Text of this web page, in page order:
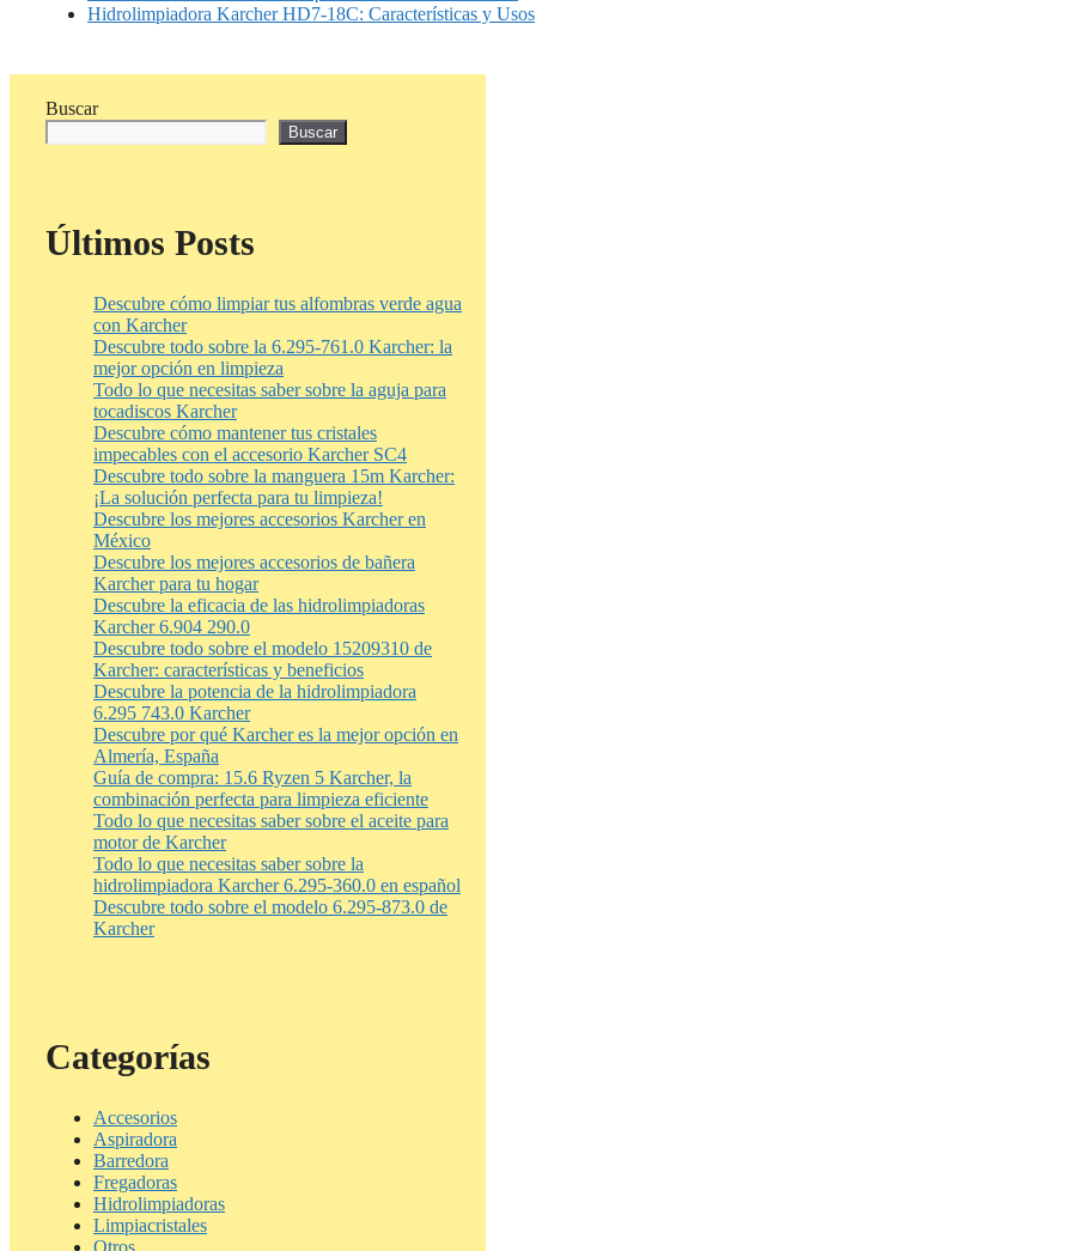
Hidrolimpiadora Karcher HD7-18C: Características y Usos
Buscar
Buscar
Últimos Posts
Descubre cómo limpiar tus alfombras verde agua
con Karcher
Descubre todo sobre la 6.295-761.0 Karcher: la
mejor opción en limpieza
Todo lo que necesitas saber sobre la aguja para
tocadiscos Karcher
Descubre cómo mantener tus cristales
impecables con el accesorio Karcher SC4
Descubre todo sobre la manguera 15m Karcher:
¡La solución perfecta para tu limpieza!
Descubre los mejores accesorios Karcher en
México
Descubre los mejores accesorios de bañera
Karcher para tu hogar
Descubre la eficacia de las hidrolimpiadoras
Karcher 6.904 290.0
Descubre todo sobre el modelo 15209310 de
Karcher: características y beneficios
Descubre la potencia de la hidrolimpiadora
6.295 743.0 Karcher
Descubre por qué Karcher es la mejor opción en
Almería, España
Guía de compra: 15.6 Ryzen 5 Karcher, la
combinación perfecta para limpieza eficiente
Todo lo que necesitas saber sobre el aceite para
motor de Karcher
Todo lo que necesitas saber sobre la
hidrolimpiadora Karcher 6.295-360.0 en español
Descubre todo sobre el modelo 6.295-873.0 de
Karcher
Categorías
Accesorios
Aspiradora
Barredora
Fregadoras
Hidrolimpiadoras
Limpiacristales
Otros